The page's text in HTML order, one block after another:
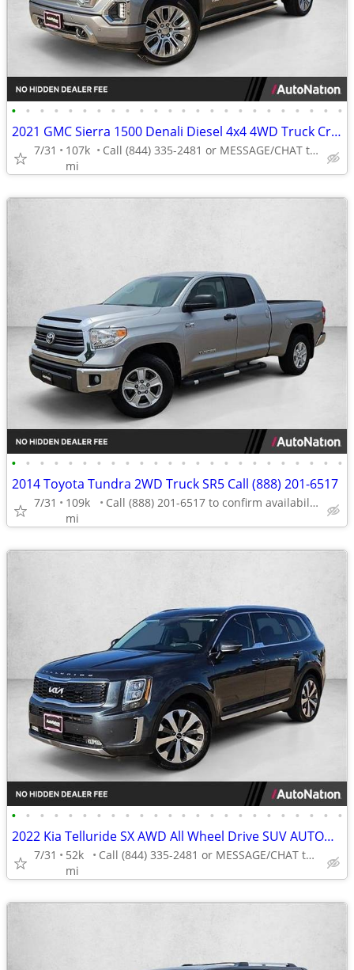
• • • • • • • • • • • • • • • • • • • • • • • •
2021 GMC Sierra 1500 Denali Diesel 4x4 4WD Truck Crew cab AUTONATION
7/31
107k
mi
Call (844) 335-2481 or MESSAGE/CHAT to confirm availability
• • • • • • • • • • • • • • • • • • • • • • • •
2014 Toyota Tundra 2WD Truck SR5 Call (888) 201-6517
7/31
109k
mi
Call (888) 201-6517 to confirm availability - May 14th
• • • • • • • • • • • • • • • • • • • • • • • •
2022 Kia Telluride SX AWD All Wheel Drive SUV AUTONATION
7/31
52k
mi
Call (844) 335-2481 or MESSAGE/CHAT to confirm availability